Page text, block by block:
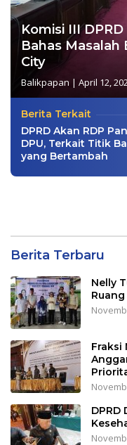
Komisi III
Bahas Masalah
City
Balikpapan | April 12,
Berita Terkait
DPRD Akan RDP
DPU, Terkait Titik
yang Bertambah
Berita Terbaru
Nelly
Ruang
Fraksi
DPRD